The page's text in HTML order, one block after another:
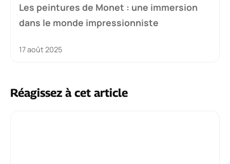
Les peintures de Monet : une immersion
dans le monde impressionniste
17 août 2025
Réagissez à cet article